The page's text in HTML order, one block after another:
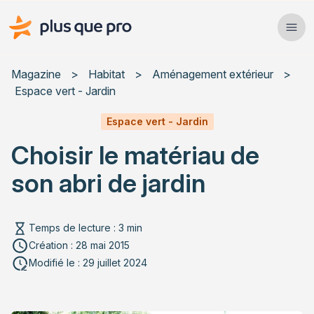
Plus que pro Mag'
Habitat
Actualités
Rechercher un article
Magazine > Habitat > Aménagement extérieur
>
Espace vert - Jardin
Espace vert - Jardin
Choisir le matériau de
son abri de jardin
Temps de lecture : 3 min
Création : 28 mai 2015
Modifié le : 29 juillet 2024